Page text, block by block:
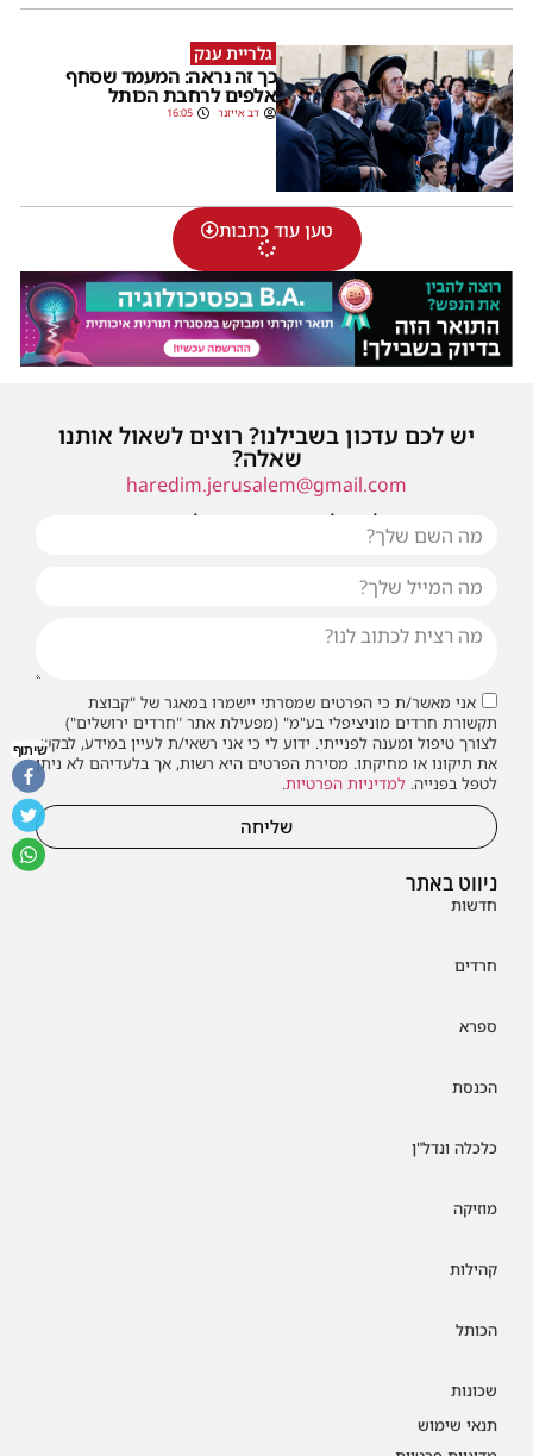
גלריית ענק
כך זה נראה: המעמד שסחף
אלפים לרחבת הכותל
דב אייזנר 16:05
טען עוד כתבות
ניווט באתר
חדשות
חרדים
ספרא
הכנסת
כלכלה ונדל"ן
מוזיקה
קהילות
הכותל
שכונות
תנאי שימוש
יש לכם עדכון בשבילנו? רוצים לשאול אותנו
שאלה?
haredim.jerusalem@gmail.com
או שילחו אלינו פנייה ונחזור אליכם בהקדם
אני מאשר/ת כי הפרטים שמסרתי יישמרו במאגר של "קבוצת
תקשורת חרדים מוניציפלי בע"מ" (מפעילת אתר "חרדים ירושלים")
לצורך טיפול ומענה לפנייתי. ידוע לי כי אני רשאי/ת לעיין במידע, לבקש
את תיקונו או מחיקתו. מסירת הפרטים היא רשות, אך בלעדיהם לא ניתן
לטפל בפנייה. למדיניות הפרטיות.
שליחה
שיתוף